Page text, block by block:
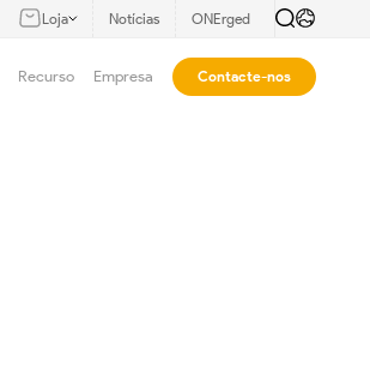
Loja Notícias ONErged
Recurso Empresa Contacte-nos